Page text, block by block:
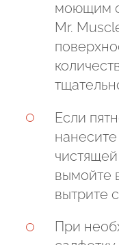
моющим
Mr.
Если
вымойте
вытрите
При